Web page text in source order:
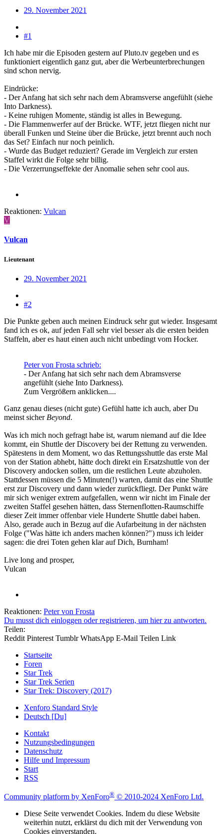
29. November 2021
#1
Ich habe mir die Episoden gestern auf Pluto.tv gegeben und es
funktioniert eigentlich ganz gut, aber die Werbeunterbrechungen
sind schon nervig.
Eindrücke:
- Der Anfang hat sich sehr nach dem Abramsverse angefühlt (siehe
Into Darkness).
- Keine ruhigen Momente, ständig ist alles in Bewegung.
- Die Flammenwerfer auf der Brücke. WTF, jetzt fliegen nicht nur
überall Funken und Steine über die Brücke, jetzt brennt auch noch
das Set? Einfach nur noch peinlich.
- Wurde das Budget reduziert? Gerade im Vergleich zur ersten
Staffel wirkt die Folge sehr billig.
- Die Verzerrungseffekte der Anomalie sehen sehr cool aus.
Reaktionen: Vulcan
V
Vulcan
Lieutenant
29. November 2021
#2
Die Punkte geben auch meinen Eindruck sehr gut wieder. Insgesamt
fand ich es ok, auf jeden Fall sehr viel besser als die ersten beiden
Staffeln, aber es haut einen auch nicht unbedingt vom Hocker.
Peter von Frosta schrieb:
- Der Anfang hat sich sehr nach dem Abramsverse
angefühlt (siehe Into Darkness).
Zum Vergrößern anklicken....
Ganz genau dieses (nicht gute) Gefühl hatte ich auch, aber Du
meinst sicher Beyond.
Was ich mich noch gefragt habe ist, warum niemand auf die Idee
kommt, ein Shuttle der Discovery bei der Rettung zu verwenden.
Spätestens in dem Moment, wo das Rettungsshuttle das erste Mal
von der Station abhebt, hätte doch direkt ein Ersatzshuttle von der
Discovery andocken sollen, um die restlichen Leute abzuholen.
Stattdessen müssen die 5 Minuten(!) warten, damit das eine Shuttle
erst zur Discovery und dann wieder zurückfliegt. Der Punkt wäre
mir sich weniger extrem aufgefallen, wenn wir nicht im Finale der
zweiten Staffel gesehen hätten, dass Sternenflotten-Raumschiffe
dieser Zeit immer offenbar viele Hunderte Shuttle dabei haben.
Also, gerade auch in Bezug auf die Aufarbeitung in der nächsten
Folge ("Was hätte ich anders machen können?") muss ich leider
sagen: die drei Toten gehen klar auf Dich, Burnham!
Live long and prosper,
Vulcan
Reaktionen: Peter von Frosta
Du musst dich einloggen oder registrieren, um hier zu antworten.
Teilen:
Reddit Pinterest Tumblr WhatsApp E-Mail Teilen Link
Startseite
Foren
Star Trek
Star Trek Serien
Star Trek: Discovery (2017)
Xenforo Standard Style
Deutsch [Du]
Kontakt
Nutzungsbedingungen
Datenschutz
Hilfe und Impressum
Start
RSS
Community platform by XenForo® © 2010-2024 XenForo Ltd.
Diese Seite verwendet Cookies. Indem du diese Website
weiterhin nutzt, erklärst du dich mit der Verwendung von
Cookies einverstanden.